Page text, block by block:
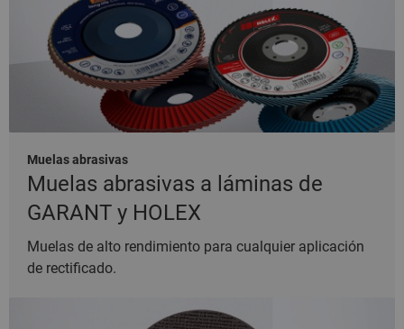
Muelas abrasivas
Muelas abrasivas a láminas de
GARANT y HOLEX
Muelas de alto rendimiento para cualquier aplicación
de rectificado.